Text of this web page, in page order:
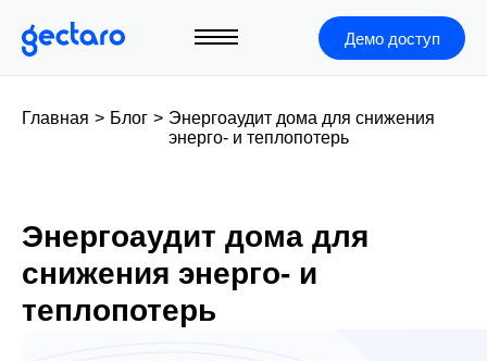
Демо доступ
Главная > Блог > Энергоаудит дома для снижения
энерго- и теплопотерь
Энергоаудит дома для
снижения энерго- и
теплопотерь